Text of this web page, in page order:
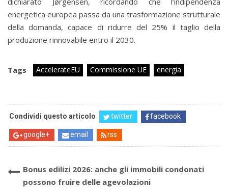
energetica europea passa da una trasformazione strutturale
della domanda, capace di ridurre del 25% il taglio della
produzione rinnovabile entro il 2030.
Tags AccelerateEU Commissione UE energia
Condividi questo articolo twitter facebook
google+ email rss
Bonus edilizi 2026: anche gli immobili condonati
possono fruire delle agevolazioni